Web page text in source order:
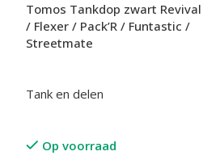
Tomos Tankdop zwart Revival
/ Flexer / Pack’R / Funtastic /
Streetmate
Tank en delen
Op voorraad